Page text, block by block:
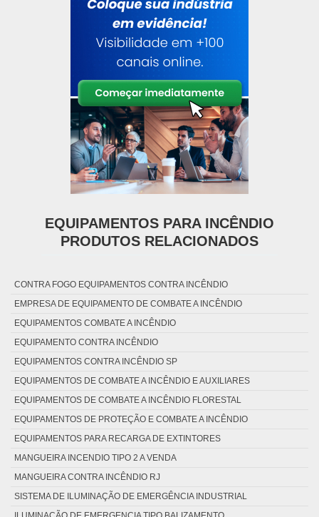
EQUIPAMENTOS PARA INCÊNDIO
PRODUTOS RELACIONADOS
CONTRA FOGO EQUIPAMENTOS CONTRA INCÊNDIO
EMPRESA DE EQUIPAMENTO DE COMBATE A INCÊNDIO
EQUIPAMENTOS COMBATE A INCÊNDIO
EQUIPAMENTO CONTRA INCÊNDIO
EQUIPAMENTOS CONTRA INCÊNDIO SP
EQUIPAMENTOS DE COMBATE A INCÊNDIO E AUXILIARES
EQUIPAMENTOS DE COMBATE A INCÊNDIO FLORESTAL
EQUIPAMENTOS DE PROTEÇÃO E COMBATE A INCÊNDIO
EQUIPAMENTOS PARA RECARGA DE EXTINTORES
MANGUEIRA INCENDIO TIPO 2 A VENDA
MANGUEIRA CONTRA INCÊNDIO RJ
SISTEMA DE ILUMINAÇÃO DE EMERGÊNCIA INDUSTRIAL